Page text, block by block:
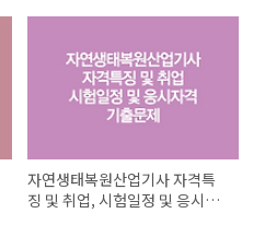
자연생태복원산업기사 자격특
징 및 취업, 시험일정 및 응시자